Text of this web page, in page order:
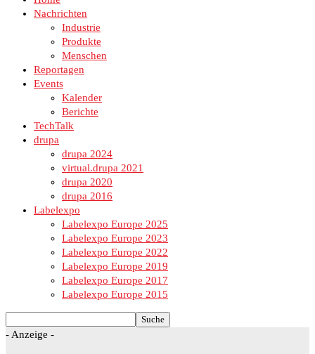
Nachrichten
Industrie
Produkte
Menschen
Reportagen
Events
Kalender
Berichte
TechTalk
drupa
drupa 2024
virtual.drupa 2021
drupa 2020
drupa 2016
Labelexpo
Labelexpo Europe 2025
Labelexpo Europe 2023
Labelexpo Europe 2022
Labelexpo Europe 2019
Labelexpo Europe 2017
Labelexpo Europe 2015
- Anzeige -